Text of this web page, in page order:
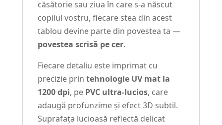
căsătorie sau ziua în care s-a născut
copilul vostru, fiecare stea din acest
tablou devine parte din povestea ta —
povestea scrisă pe cer.
Fiecare detaliu este imprimat cu
precizie prin tehnologie UV mat la
1200 dpi, pe PVC ultra-lucios, care
adaugă profunzime și efect 3D subtil.
Suprafața lucioasă reflectă delicat